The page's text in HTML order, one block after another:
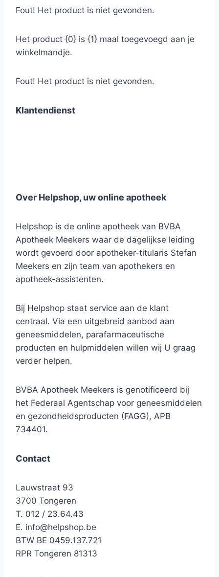
Fout! Het product is niet gevonden.
Het product {0} is {1} maal toegevoegd aan je
winkelmandje.
Fout! Het product is niet gevonden.
Klantendienst
Over Helpshop, uw online apotheek
Helpshop is de online apotheek van BVBA
Apotheek Meekers waar de dagelijkse leiding
wordt gevoerd door apotheker-titularis Stefan
Meekers en zijn team van apothekers en
apotheek-assistenten.
Bij Helpshop staat service aan de klant
centraal. Via een uitgebreid aanbod aan
geneesmiddelen, parafarmaceutische
producten en hulpmiddelen willen wij U graag
verder helpen.
BVBA Apotheek Meekers is genotificeerd bij
het Federaal Agentschap voor geneesmiddelen
en gezondheidsproducten (FAGG), APB
734401.
Contact
Lauwstraat 93
3700 Tongeren
T. 012 / 23.64.43
E. info@helpshop.be
BTW BE 0459.137.721
RPR Tongeren 81313